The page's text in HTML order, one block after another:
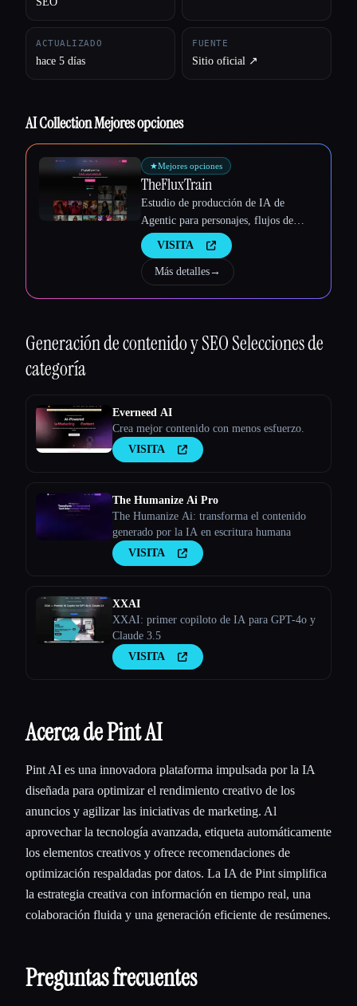
ACTUALIZADO
hace 5 días
FUENTE
Sitio oficial ↗︎
AI Collection Mejores opciones
★Mejores opciones
TheFluxTrain
Estudio de producción de IA de
Agentic para personajes, flujos de
trabajo y vídeos coherentes
VISITA
Más detalles→
Generación de contenido y SEOSelecciones de
categoría
Everneed AI
Crea mejor contenido con menos esfuerzo.
VISITA
The Humanize Ai Pro
The Humanize Ai: transforma el contenido
generado por la IA en escritura humana
VISITA
XXAI
XXAI: primer copiloto de IA para GPT-4o y
Claude 3.5
VISITA
Acerca de Pint AI
Pint AI es una innovadora plataforma impulsada por la IA
diseñada para optimizar el rendimiento creativo de los
anuncios y agilizar las iniciativas de marketing. Al
aprovechar la tecnología avanzada, etiqueta automáticamente
los elementos creativos y ofrece recomendaciones de
optimización respaldadas por datos. La IA de Pint simplifica
la estrategia creativa con información en tiempo real, una
colaboración fluida y una generación eficiente de resúmenes.
Preguntas frecuentes